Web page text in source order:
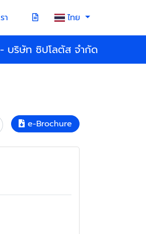
า ไทย
- บริษัท ซิปโลตัส จำกัด
e-Brochure